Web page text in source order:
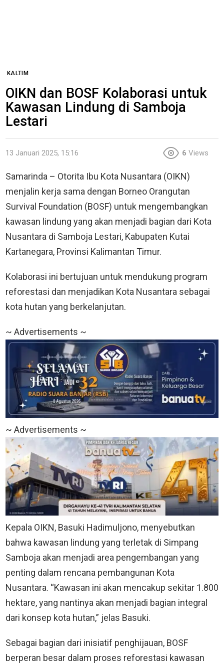
KALTIM
OIKN dan BOSF Kolaborasi untuk
Kawasan Lindung di Samboja
Lestari
13 Januari 2025, 15:16 6 Views
Samarinda – Otorita Ibu Kota Nusantara (OIKN)
menjalin kerja sama dengan Borneo Orangutan
Survival Foundation (BOSF) untuk mengembangkan
kawasan lindung yang akan menjadi bagian dari Kota
Nusantara di Samboja Lestari, Kabupaten Kutai
Kartanegara, Provinsi Kalimantan Timur.
Kolaborasi ini bertujuan untuk mendukung program
reforestasi dan menjadikan Kota Nusantara sebagai
kota hutan yang berkelanjutan.
~ Advertisements ~
~ Advertisements ~
Kepala OIKN, Basuki Hadimuljono, menyebutkan
bahwa kawasan lindung yang terletak di Simpang
Samboja akan menjadi area pengembangan yang
penting dalam rencana pembangunan Kota
Nusantara. “Kawasan ini akan mencakup sekitar 1.800
hektare, yang nantinya akan menjadi bagian integral
dari konsep kota hutan,” jelas Basuki.
Sebagai bagian dari inisiatif penghijauan, BOSF
berperan besar dalam proses reforestasi kawasan